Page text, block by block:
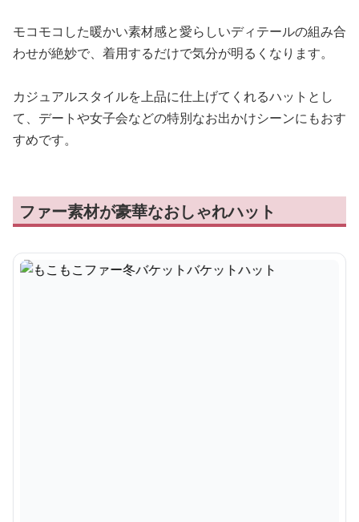
モコモコした暖かい素材感と愛らしいディテールの組み合
わせが絶妙で、着用するだけで気分が明るくなります。
カジュアルスタイルを上品に仕上げてくれるハットとし
て、デートや女子会などの特別なお出かけシーンにもおす
すめです。
ファー素材が豪華なおしゃれハット